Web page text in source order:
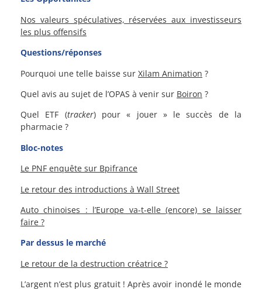
Nos valeurs spéculatives, réservées aux investisseurs
les plus offensifs
Questions/réponses
Pourquoi une telle baisse sur Xilam Animation ?
Quel avis au sujet de l’OPAS à venir sur Boiron ?
Quel ETF (tracker) pour « jouer » le succès de la
pharmacie ?
Bloc-notes
Le PNF enquête sur Bpifrance
Le retour des introductions à Wall Street
Auto chinoises : l’Europe va-t-elle (encore) se laisser
faire ?
Par dessus le marché
Le retour de la destruction créatrice ?
L’argent n’est plus gratuit ! Après avoir inondé le monde